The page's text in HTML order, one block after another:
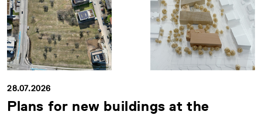
28.07.2026
Plans for new buildings at the